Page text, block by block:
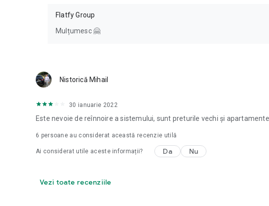
Flatfy Group
Mulțumesc 🤗
Nistorică Mihail
30 ianuarie 2022
Este nevoie de reînnoire a sistemului, sunt preturile vechi și
6 persoane au considerat această recenzie utilă
Ai considerat utile aceste informații? Da Nu
Vezi toate recenziile